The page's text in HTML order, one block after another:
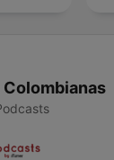
Colombianas